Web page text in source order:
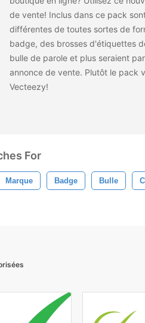
de vente! Inclus dans ce pack
différentes de toutes sortes de
badge, des brosses d'étiquettes
bulle de parole et plus seraient
annonce de vente. Plutôt le pack
Vecteezy!
For
Marque Badge Bulle